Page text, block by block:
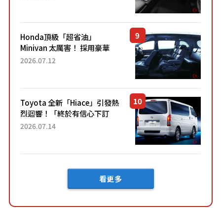
Honda頂級「超省油」
Minivan 太厲害！ 採用豪華
「真皮座椅」與專屬「黑色內
「三...
2026.07.12
Toyota 全新「Hiace」引發熱
烈迴響！「終於有信心下訂
了！」「哪個等級交車最
車？...
2026.07.14
看更多